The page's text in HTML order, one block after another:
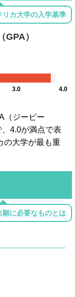
リカ大学の入学基準
）
3.0 4.0
（ジーピー
4.0が満点で表
の大学が最も重
願に必要なものとは